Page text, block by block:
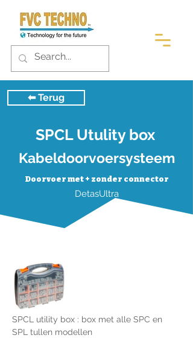
⬅︎ Terug
SPCL Utulity box
Kabeldoorvoersysteem
Doorvoer met + zonder connector
DetasUltra
SPCL utility box : box met alle SPC en
SPL tullen modellen